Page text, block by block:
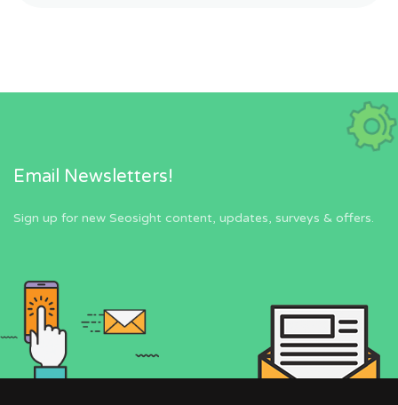
Email Newsletters!
Sign up for new Seosight content, updates, surveys & offers.